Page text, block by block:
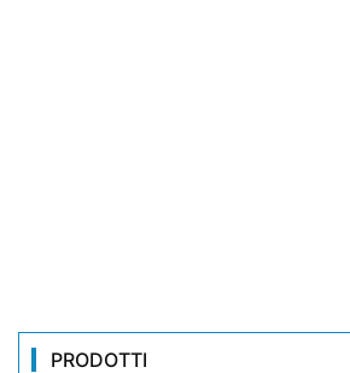
PRODOTTI